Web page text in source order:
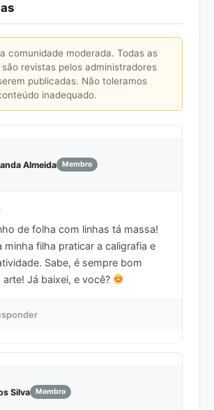
comunidade moderada. Todas as
revistas pelos administradores
publicadas. Não toleramos
inadequado.
Almeida Membro
de folha com linhas tá massa!
minha filha praticar a caligrafia e
Sabe, é sempre bom
arte! Já baixei, e você?
Silva Membro